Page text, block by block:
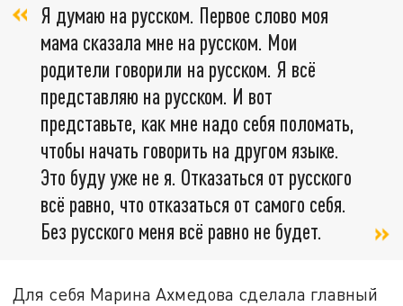
Я думаю на русском. Первое слово моя
мама сказала мне на русском. Мои
родители говорили на русском. Я всё
представляю на русском. И вот
представьте, как мне надо себя поломать,
чтобы начать говорить на другом языке.
Это буду уже не я. Отказаться от русского
всё равно, что отказаться от самого себя.
Без русского меня всё равно не будет.
Для себя Марина Ахмедова сделала главный